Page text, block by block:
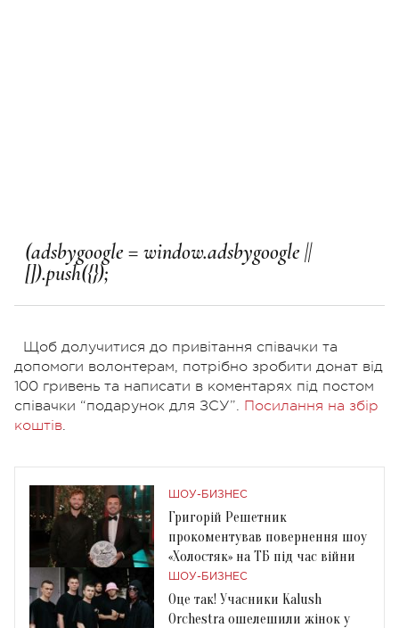
Щоб долучитися до привітання співачки та
допомоги волонтерам, потрібно зробити донат від
100 гривень та написати в коментарях під постом
співачки “подарунок для ЗСУ”. Посилання на збір
коштів.
ШОУ-БИЗНЕС
Григорій Решетник
прокоментував повернення шоу
«Холостяк» на ТБ під час війни
ШОУ-БИЗНЕС
Оце так! Учасники Kalush
Orchestra ошелешили жінок у